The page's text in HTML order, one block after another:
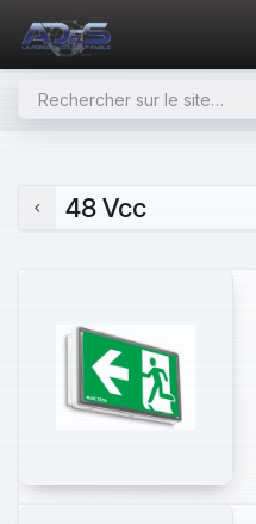
48 Vcc